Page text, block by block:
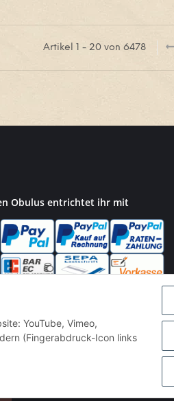
Artikel 1 - 20 von 6478
Obulus entrichtet ihr mit
YouTube, Vimeo,
(Fingerabdruck-Icon links